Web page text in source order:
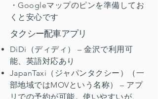
・Googleマップのピンを準備してお
くと安心です
タクシー配車アプリ​
DiDi（ディディ） – 金沢で利用可
能、英語対応あり
JapanTaxi（ジャパンタクシー）（一
部地域ではMOVという名称） – アプ
リでの予約が可能。使いやすいが、